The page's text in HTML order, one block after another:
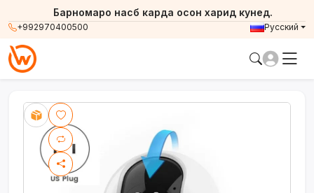
+992970400500
Барномаро насб карда осон харид кунед.
Русский